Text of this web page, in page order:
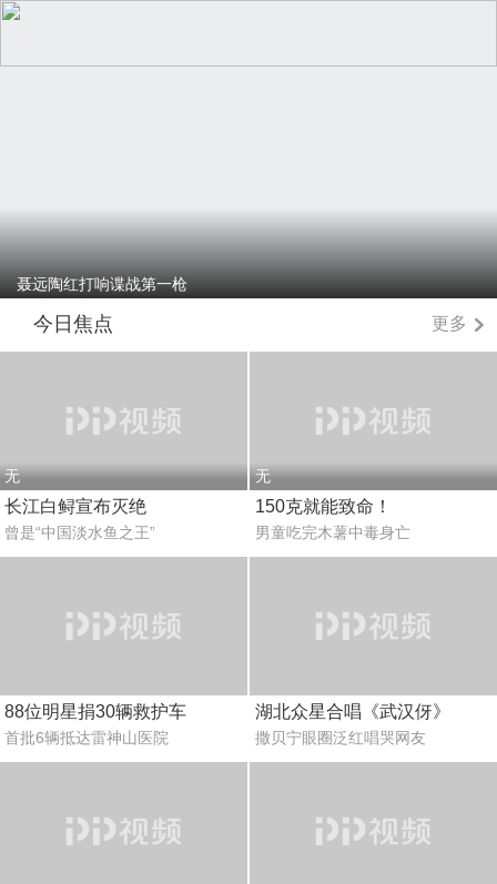
聂远陶红打响谍战第一枪
今日焦点 更多
无
长江白鲟宣布灭绝
曾是“中国淡水鱼之王”
无
150克就能致命！
男童吃完木薯中毒身亡
88位明星捐30辆救护车
首批6辆抵达雷神山医院
湖北众星合唱《武汉伢》
撒贝宁眼圈泛红唱哭网友